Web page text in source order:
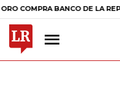
BANCO DE LA REPÚBLICA